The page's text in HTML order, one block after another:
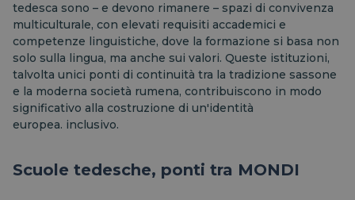
tedesca sono – e devono rimanere – spazi di convivenza
multiculturale, con elevati requisiti accademici e
competenze linguistiche, dove la formazione si basa non
solo sulla lingua, ma anche sui valori. Queste istituzioni,
talvolta unici ponti di continuità tra la tradizione sassone
e la moderna società rumena, contribuiscono in modo
significativo alla costruzione di un'identità
europea. inclusivo.
Scuole tedesche, ponti tra MONDI